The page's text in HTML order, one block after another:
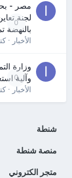
0
مصر -
لجنة
بالنهضة
الأخبار·
0
وزارة
وآلية
الأخبار·
شنطة
منصة شنطة
متجر الكتروني